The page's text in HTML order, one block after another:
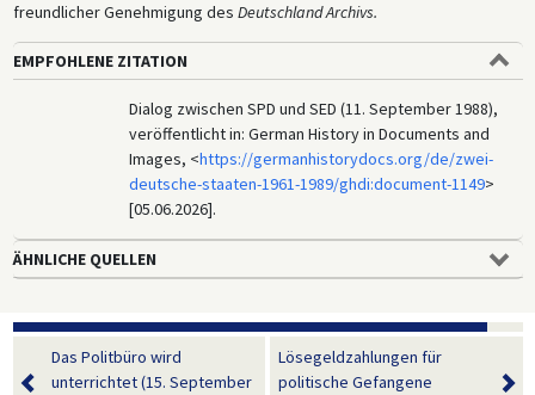
freundlicher Genehmigung des Deutschland Archivs.
EMPFOHLENE ZITATION
Dialog zwischen SPD und SED (11. September 1988),
veröffentlicht in: German History in Documents and
Images, <https://germanhistorydocs.org/de/zwei-
deutsche-staaten-1961-1989/ghdi:document-1149>
[05.06.2026].
ÄHNLICHE QUELLEN
Das Politbüro wird
unterrichtet (15. September
Lösegeldzahlungen für
politische Gefangene